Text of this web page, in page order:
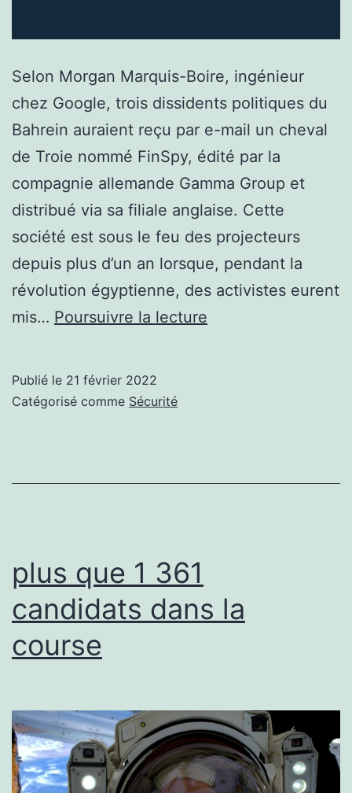
Selon Morgan Marquis-Boire, ingénieur
chez Google, trois dissidents politiques du
Bahrein auraient reçu par e-mail un cheval
de Troie nommé FinSpy, édité par la
compagnie allemande Gamma Group et
distribué via sa filiale anglaise. Cette
société est sous le feu des projecteurs
depuis plus d’un an lorsque, pendant la
révolution égyptienne, des activistes eurent
mis… Poursuivre la lecture
Publié le 21 février 2022
Catégorisé comme Sécurité
plus que 1 361
candidats dans la
course